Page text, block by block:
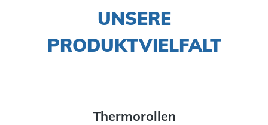
UNSERE
PRODUKTVIELFALT
Thermorollen